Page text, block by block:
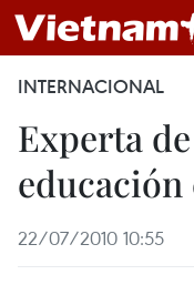
INTERNACIONAL
Experta
educación
22/07/2010 10:55